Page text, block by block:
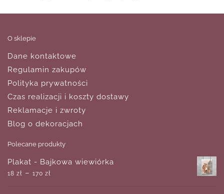
O sklepie
Dane kontaktowe
Regulamin zakupów
Polityka prywatności
Czas realizacji i koszty dostawy
Reklamacje i zwroty
Blog o dekoracjach
Polecane produkty
Plakat - Bajkowa wiewiórka
18 zł – 170 zł